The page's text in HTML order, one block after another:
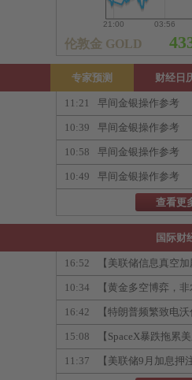
专家预测 财经日
11:21 早间金银操作参考
10:39 早间金银操作参考
10:58 早间金银操作参考
10:49 早间金银操作参考
查看更
国际财
16:52 【美联储信息真空
10:34 【黄金多空博弈，
16:42 【特朗普频繁致电
15:08 【SpaceX暴跌拖累
11:37 【美联储9月加息押